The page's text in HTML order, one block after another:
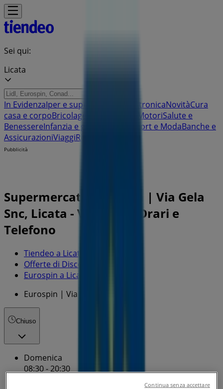
Sei qui:
Licata
In EvidenzaIper e super ElettronicaNovitàCura
casa e corpoBricolage MotoriSalute e
BenessereInfanzia e giochi Sport e ModaBanche e
AssicurazioniViaggiRistoranti
Pubblicità
Supermercato Eurospin | Via Gela
Snc, Licata - Volantini, Orari e
Telefono
Tiendeo a Licata
Offerte di Discount a Licata
Eurospin a Licata
Eurospin | Via Gela Snc
Chiuso
Domenica
08:30 - 20:30
Continua senza accettare